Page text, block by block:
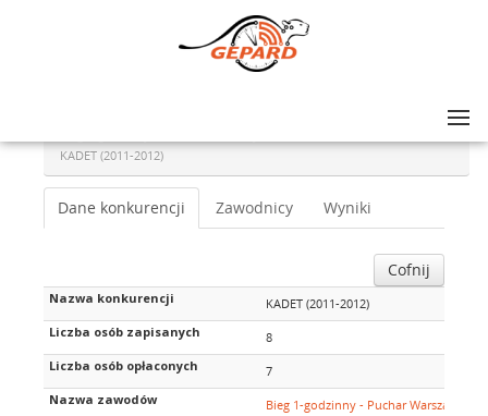
KADET (2011-2012)
Dane konkurencji Zawodnicy Wyniki
Cofnij
Nazwa konkurencji
KADET (2011-2012)
Liczba osób zapisanych
8
Liczba osób opłaconych
7
Nazwa zawodów
Bieg 1-godzinny - Puchar Warszawy i